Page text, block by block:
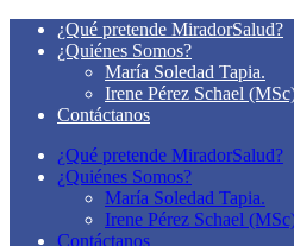
¿Qué pretende MiradorSalud?
¿Quiénes Somos?
María Soledad Tapia.
Irene Pérez Schael
Contáctanos
¿Qué pretende MiradorSalud?
¿Quiénes Somos?
María Soledad Tapia.
Irene Pérez Schael
Contáctanos